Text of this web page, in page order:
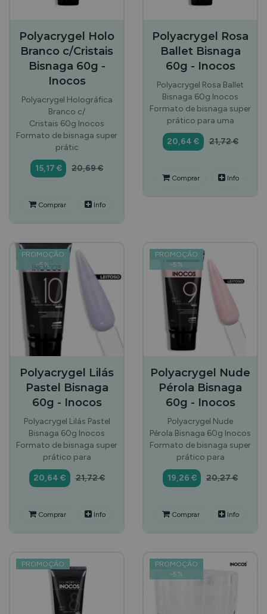
Polyacrygel Holo
Branco c/Cristais
Bisnaga 60g -
Inocos
Polyacrygel Holográfica
Branco c/
Cristais 60g Inocos
Formato de bisnaga super
prátic
15,17 € 20,69 €
Comprar Info
Polyacrygel Rosa
Ballet Bisnaga
60g - Inocos
Polyacrygel Rosa Ballet
Bisnaga 60g Inocos
Formato de bisnaga super
prático para uma
20,64 € 21,72 €
Comprar Info
PROMOÇÃO
-5%
Polyacrygel Lilás
Pastel Bisnaga
60g - Inocos
Polyacrygel Lilás Pastel
Bisnaga 60g Inocos
Formato de bisnaga super
prático para
20,64 € 21,72 €
Comprar Info
PROMOÇÃO
-5%
Polyacrygel Nude
Pérola Bisnaga
60g - Inocos
Polyacrygel Nude
Pérola Bisnaga 60g Inocos
Formato de bisnaga super
prático para
19,26 € 20,27 €
Comprar Info
PROMOÇÃO
PROMOÇÃO
-5%